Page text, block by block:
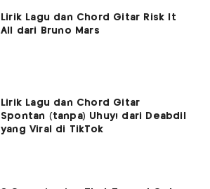
Lirik Lagu dan Chord Gitar Risk It
All dari Bruno Mars
Lirik Lagu dan Chord Gitar
Spontan (tanpa) Uhuy! dari Deabdil
yang Viral di TikTok